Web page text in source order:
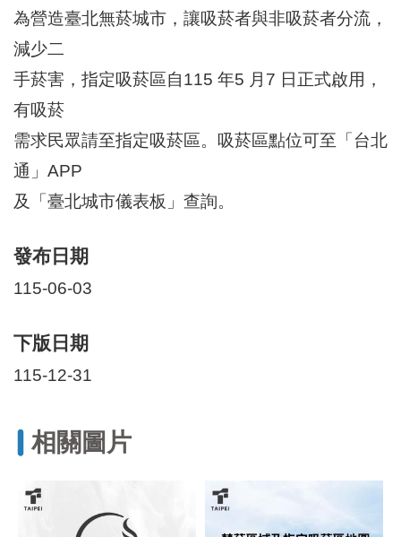
檢
索
系
文
化
局
化
資
產
臺
北
市
界
市
鄰
名
冊
為營造臺北無菸城市，讓吸菸者與非吸菸者分流，
減少二
手菸害，指定吸菸區自115 年5 月7 日正式啟用，
有吸菸
需求民眾請至指定吸菸區。吸菸區點位可至「台北
通」APP
及「臺北城市儀表板」查詢。
發布日期
115-06-03
下版日期
115-12-31
相關圖片